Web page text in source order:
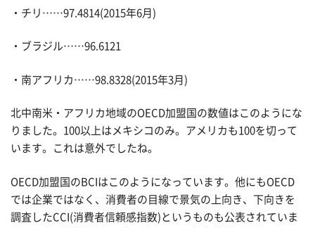
・チリ……97.4814(2015年6月)
・ブラジル……96.6121
・南アフリカ……98.8328(2015年3月)
北中南米・アフリカ地域のOECD加盟国の数値はこのようにな
りました。100以上はメキシコのみ。アメリカも100を切って
います。これは意外でしたね。
OECD加盟国のBCIはこのようになっています。他にもOECD
では企業ではなく、消費者の目線で景気の上向き、下向きを
調査したCCI(消費者信頼感指数)というものも公表されていま